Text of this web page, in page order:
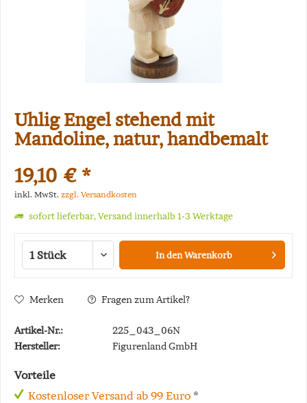
Uhlig Engel stehend mit
Mandoline, natur, handbemalt
19,10 € *
inkl. MwSt. zzgl. Versandkosten
sofort lieferbar, Versand innerhalb 1-3 Werktage
In denWarenkorb
Merken Fragen zum Artikel?
Artikel-Nr.:
225_043_06N
Hersteller:
Figurenland GmbH
Vorteile
Kostenloser Versand ab 99 Euro *